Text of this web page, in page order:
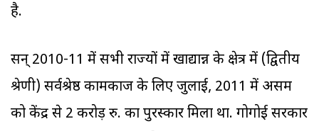
है.
सन्‌ 2010-11 में सभी राज्‍यों में खाद्यान्न के क्षेत्र में (द्वितीय
श्रेणी) सर्वश्रेष्ठ कामकाज के लिए जुलाई, 2011 में असम
को केंद्र से 2 करोड़ रु. का पुरस्कार मिला था. गोगोई सरकार